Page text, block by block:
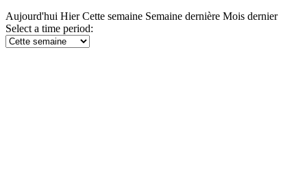
Aujourd'hui HierCette semaine Semaine dernière Mois dernier
Select a time period: